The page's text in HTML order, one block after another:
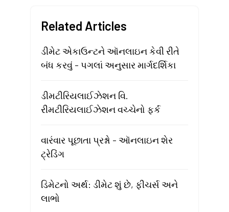
Related Articles
ડીમેટ એકાઉન્ટને ઑનલાઇન કેવી રીતે
બંધ કરવું - પગલાં અનુસાર માર્ગદર્શિકા
ડીમટીરિયલાઈઝેશન વિ.
રીમટીરિયલાઈઝેશન વચ્ચેનો ફર્ક
વારંવાર પૂછાતા પ્રશ્નો - ઑનલાઇન શેર
ટ્રેડિંગ
ડિમેટનો અર્થ: ડીમેટ શું છે, ફીચર્સ અને
લાભો